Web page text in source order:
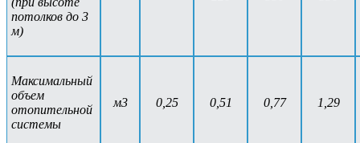
потолков до 3
м)
Максимальный
объем
отопительной
системы
м3 0,25 0,51 0,77 1,29